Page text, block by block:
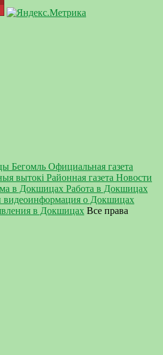
Бегомль Официальная газета
вытокi Районная газета Новости
в Докшицах Работа в Докшицах
о Докшицах
в Докшицах Все права